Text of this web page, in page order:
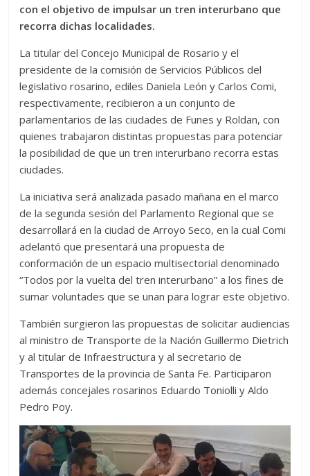
con el objetivo de impulsar un tren interurbano que
recorra dichas localidades.
La titular del Concejo Municipal de Rosario y el
presidente de la comisión de Servicios Públicos del
legislativo rosarino, ediles Daniela León y Carlos Comi,
respectivamente, recibieron a un conjunto de
parlamentarios de las ciudades de Funes y Roldan, con
quienes trabajaron distintas propuestas para potenciar
la posibilidad de que un tren interurbano recorra estas
ciudades.
La iniciativa será analizada pasado mañana en el marco
de la segunda sesión del Parlamento Regional que se
desarrollará en la ciudad de Arroyo Seco, en la cual Comi
adelantó que presentará una propuesta de
conformación de un espacio multisectorial denominado
“Todos por la vuelta del tren interurbano” a los fines de
sumar voluntades que se unan para lograr este objetivo.
También surgieron las propuestas de solicitar audiencias
al ministro de Transporte de la Nación Guillermo Dietrich
y al titular de Infraestructura y al secretario de
Transportes de la provincia de Santa Fe. Participaron
además concejales rosarinos Eduardo Toniolli y Aldo
Pedro Poy.